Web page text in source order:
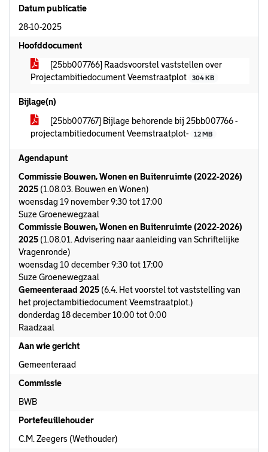
Datum publicatie
28-10-2025
Hoofddocument
[25bb007766] Raadsvoorstel vaststellen over
Projectambitiedocument Veemstraatplot
304 KB
Bijlage(n)
[25bb007767] Bijlage behorende bij 25bb007766 -
projectambitiedocument Veemstraatplot-
12 MB
Agendapunt
Commissie Bouwen, Wonen en Buitenruimte (2022-2026)
2025 (1.08.03. Bouwen en Wonen)
woensdag 19 november 9:30 tot 17:00
Suze Groenewegzaal
Commissie Bouwen, Wonen en Buitenruimte (2022-2026)
2025 (1.08.01. Advisering naar aanleiding van Schriftelijke
Vragenronde)
woensdag 10 december 9:30 tot 17:00
Suze Groenewegzaal
Gemeenteraad 2025 (6.4. Het voorstel tot vaststelling van
het projectambitiedocument Veemstraatplot.)
donderdag 18 december 10:00 tot 0:00
Raadzaal
Aan wie gericht
Gemeenteraad
Commissie
BWB
Portefeuillehouder
C.M. Zeegers (Wethouder)